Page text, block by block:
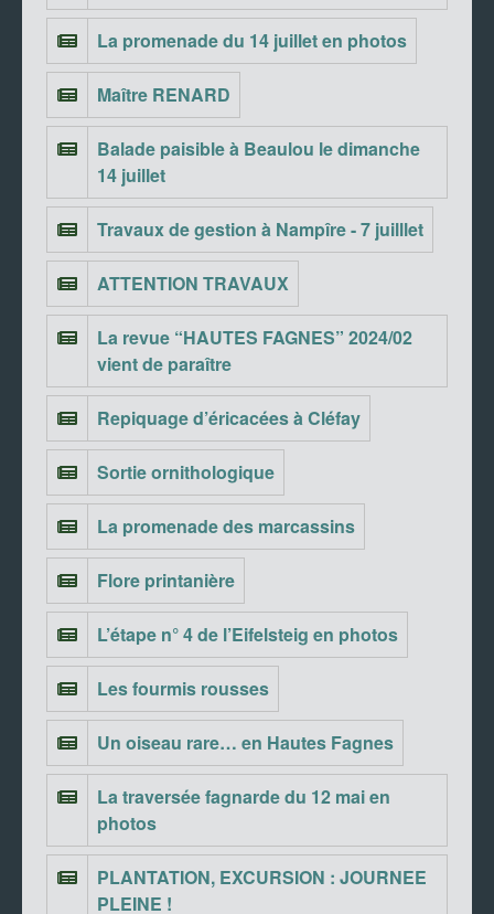
La promenade du 14 juillet en photos
Maître RENARD
Balade paisible à Beaulou le dimanche
14 juillet
Travaux de gestion à Nampîre - 7 juilllet
ATTENTION TRAVAUX
La revue “HAUTES FAGNES” 2024/02
vient de paraître
Repiquage d’éricacées à Cléfay
Sortie ornithologique
La promenade des marcassins
Flore printanière
L’étape n° 4 de l’Eifelsteig en photos
Les fourmis rousses
Un oiseau rare… en Hautes Fagnes
La traversée fagnarde du 12 mai en
photos
PLANTATION, EXCURSION : JOURNEE
PLEINE !